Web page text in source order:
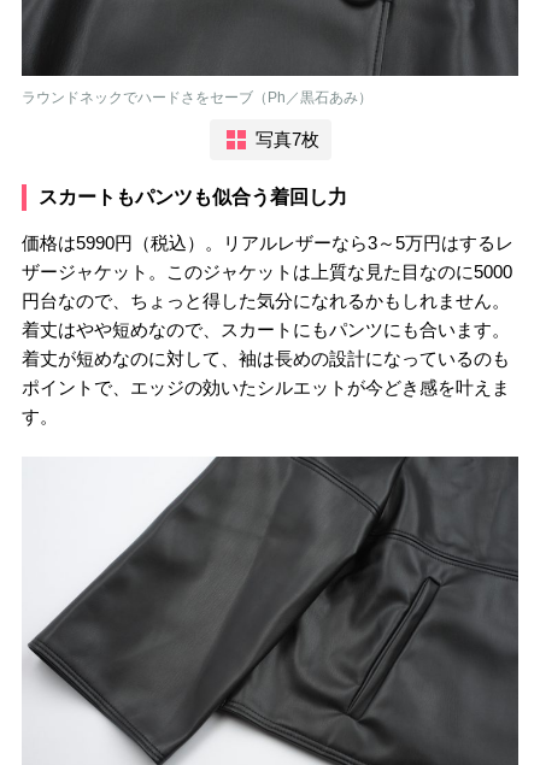
ラウンドネックでハードさをセーブ（Ph／黒石あみ）
写真7枚
スカートもパンツも似合う着回し力
価格は5990円（税込）。リアルレザーなら3～5万円はするレ
ザージャケット。このジャケットは上質な見た目なのに5000
円台なので、ちょっと得した気分になれるかもしれません。
着丈はやや短めなので、スカートにもパンツにも合います。
着丈が短めなのに対して、袖は長めの設計になっているのも
ポイントで、エッジの効いたシルエットが今どき感を叶えま
す。